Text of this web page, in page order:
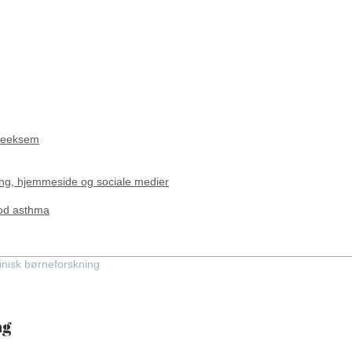
hjemmeside og sociale medier
asthma
børneforskning